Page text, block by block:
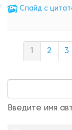
Cлайд с
2 3
Введите имя